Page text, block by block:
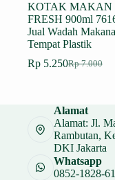
KOTAK MAKAN
FRESH 900ml
Jual Wadah
Tempat Plastik
Rp7.000
Harga
Rp 7.000.
Rp 5.250Harga
adalah:
Rp 5.250.
Alamat
Alamat: Jl.
Rambutan,
DKI Jakarta
Whatsapp
0852-1828-